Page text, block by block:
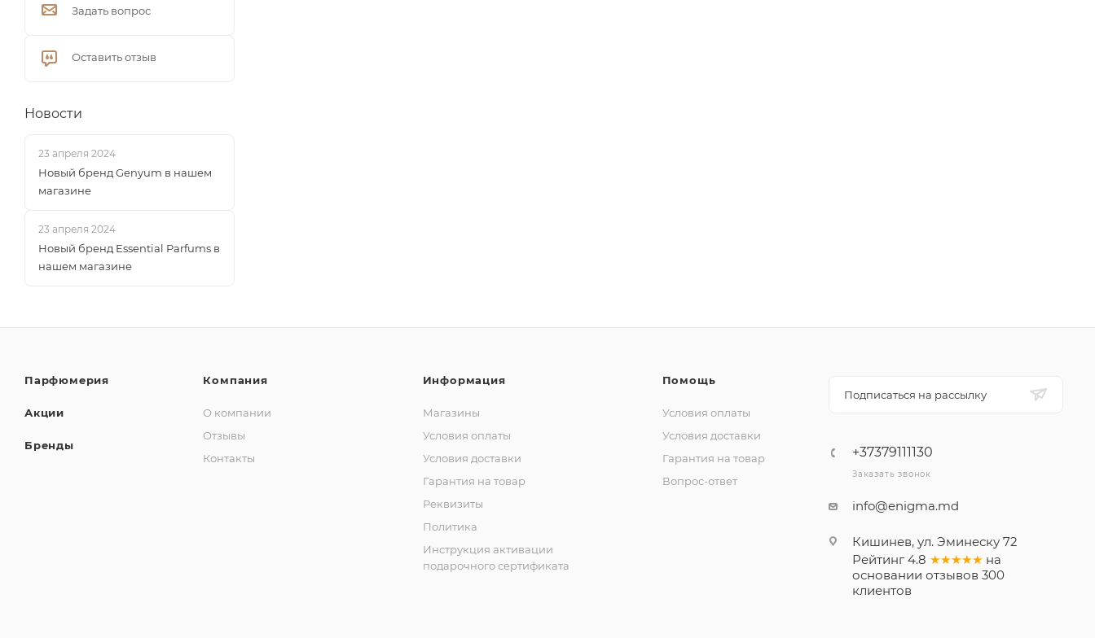
Задать вопрос
Оставить отзыв
Новости
23 апреля 2024
Новый бренд Genyum в нашем
магазине
23 апреля 2024
Новый бренд Essential Parfums в
нашем магазине
Парфюмерия
Акции
Бренды
Компания
О компании
Отзывы
Контакты
Информация
Магазины
Условия оплаты
Условия доставки
Гарантия на товар
Реквизиты
Политика
Инструкция активации
подарочного сертификата
Помощь
Условия оплаты
Условия доставки
Гарантия на товар
Вопрос-ответ
Подписаться на рассылку
+37379111130
Заказать звонок
info@enigma.md
Кишинев, ул. Эминеску 72
Рейтинг 4.8 ★★★★★ на
основании отзывов 300
клиентов